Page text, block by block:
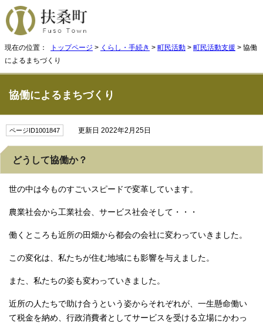
現在の位置： トップページ > くらし・手続き > 町民活動 > 町民活動支援 > 協働
によるまちづくり
協働によるまちづくり
ページID1001847 更新日 2022年2月25日
どうして協働か？
世の中は今ものすごいスピードで変革しています。
農業社会から工業社会、サービス社会そして・・・
働くところも近所の田畑から都会の会社に変わっていきました。
この変化は、私たちが住む地域にも影響を与えました。
また、私たちの姿も変わっていきました。
近所の人たちで助け合うという姿からそれぞれが、一生懸命働い
て税金を納め、行政消費者としてサービスを受ける立場にかわっ